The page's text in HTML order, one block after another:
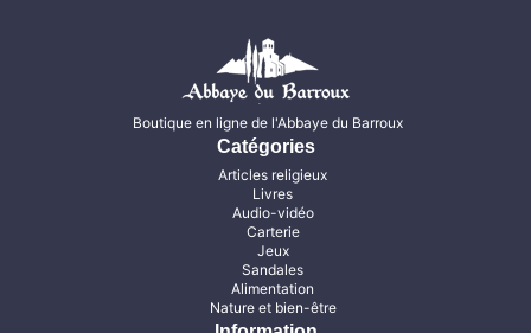
Boutique en ligne de l'Abbaye du Barroux
Catégories
Articles religieux
Livres
Audio-vidéo
Carterie
Jeux
Sandales
Alimentation
Nature et bien-être